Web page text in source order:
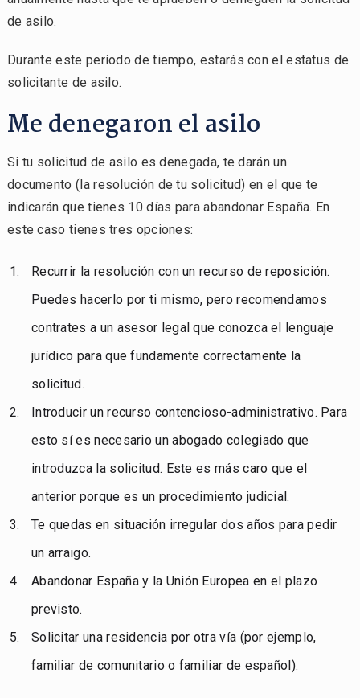
de asilo.
Durante este período de tiempo, estarás con el estatus de
solicitante de asilo.
Me denegaron el asilo
Si tu solicitud de asilo es denegada, te darán un
documento (la resolución de tu solicitud) en el que te
indicarán que tienes 10 días para abandonar España. En
este caso tienes tres opciones:
Recurrir la resolución con un recurso de reposición.
Puedes hacerlo por ti mismo, pero recomendamos
contrates a un asesor legal que conozca el lenguaje
jurídico para que fundamente correctamente la
solicitud.
Introducir un recurso contencioso-administrativo. Para
esto sí es necesario un abogado colegiado que
introduzca la solicitud. Este es más caro que el
anterior porque es un procedimiento judicial.
Te quedas en situación irregular dos años para pedir
un arraigo.
Abandonar España y la Unión Europea en el plazo
previsto.
Solicitar una residencia por otra vía (por ejemplo,
familiar de comunitario o familiar de español).